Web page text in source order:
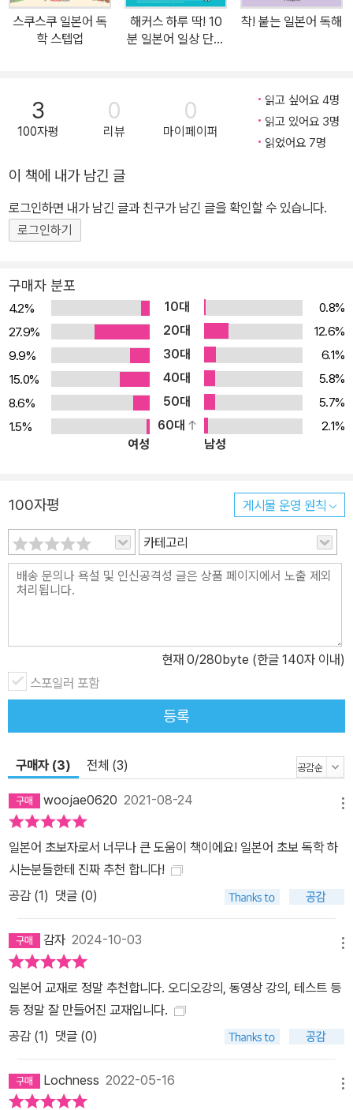
- 스마트폰 QR 코드 스캔 또는 유튜브에서 시청 2. 파고다 대표강사
와 원어민 강사의 꿀캐미! 팟캐스트 오디오 강의 무료 제공 - 김수진
기에 집중된 강의 - 스마트폰 QR 코드 스캔 또는 네이버 오디오클립
에서 청취 가능 3. 일본어 학습의 시작! 일본어 문자와 발음 완전 마스
터 - 가나 문자를 쉽고 재미있게 암기할 수 있도록 동영상 특강 제공
어를 시각적인 연상을 통해 외우기 쉽도록 그림과 함께 수록 - 일본어
글자 쓰기 노트에 반복해서 써보며 일본어 글자와 친해지기(별책 제
공) - 히라가나/가타카나를 잘 학습했는지 Pre-test를 통해 마무리
능 5. 깊이 있는 일본어 문형(문법) 학습 - 일본어에 입문하기 위해
반드시 알아야 하는 명사, 형용사, 동사 필수 문형 수록 - 모든 문형에
자세한 설명을 덧붙여 혼자서도 깊이 있는 학습 가능 - 문형 습득에
집중할 수 있도록 예문의 어휘를 최소화하고, 반복해서 사용 6. 말하
기, 읽기, 듣기, 쓰기 4가지 영역 종합적 학습 - 문형을 자연스럽게 습
득할 수 있는 회화, 듣기, 독해 학습 제공 - 학습한 문형과 어휘로 구
성된 실생활에 기반한 자연스러운 스토리의 회화 연습 제공 - 말하
기-듣기-말하기 연습 사이클이 모여 최종적으로 자연스러운 회화 가
출 어휘를 페이지 내에서 바로 확인할 수 있도록 정리 - 콤팩트한 사
이즈의 단어장으로 자투리 시간을 활용하여 단어/표현 복습(별책 제
공) - 단어 시험지 자동 생성기를 활용해 완벽한 확인 학습(파고다북
스 사이트에서 무료 이용) 8. 완전 학습이 가능한 다양한 평가 시스템
제공 - 유닛별 학습 성취도를 평가하는 100점 만점의 필기시험 제공
트로 최종 학습 능력 평가(2회분) 9. 흥미로운 일본문화 퀴즈와 독해
지문 학습으로 시험 대비까지 - 일본문화에 대한 진실과 오해, 한국
문화와 다른 점 등을 퀴즈형식으로 수록 - 3~4개의 과에서 배운 어
휘, 문형을 종합한 독해 지문 학습으로 문장 해석 능력 향상 12. 일본
원과는 별도로 듣고 말하기 집중 훈련용 음원 제공 - 일본인 성우와
한국인 성우가 교차로 읽어줘 듣고 따라 하기 쉽게 구성 13. 일본어
문장 쓰기를 충분히 연습할 수 있는 워크북 제공 - 핵심 문법 Works
heet에서 명사, 형용사, 동사를 직접 활용하여 문장을 작문해보는 연
습 가능 - 듣고 쓰기 훈련용 Note에서 회화 내용을 채워 써보며 일본
어 구사 능력 강화
스쿠스쿠 일본어 독
학 스텝업
해커스 하루 딱! 10
분 일본어 일상 단어
착! 붙는 일본어 독해
3
100자평
0
리뷰
0
마이페이퍼
읽고 싶어요 4명
읽고 있어요 3명
읽었어요 7명
이 책에 내가 남긴 글
로그인하면 내가 남긴 글과 친구가 남긴 글을 확인할 수 있습니다.
로그인하기
구매자 분포
4.2% 10대
0.8%
27.9%
20대
12.6%
9.9%
30대
6.1%
15.0%
40대
5.8%
8.6%
50대
5.7%
1.5%
60대
2.1%
여성
남성
100자평 게시물 운영 원칙
카테고리
현재 0/280byte (한글 140자 이내)
스포일러 포함
등록
구매자 (3) 전체 (3)
woojae0620 2021-08-24
일본어 초보자로서 너무나 큰 도움이 책이에요! 일본어 초보 독학 하
시는분들한테 진짜 추천 합니다!
공감 (1) 댓글 (0)
감자 2024-10-03
일본어 교재로 정말 추천합니다. 오디오강의, 동영상 강의, 테스트 등
등 정말 잘 만들어진 교재입니다.
공감 (1) 댓글 (0)
Lochness 2022-05-16